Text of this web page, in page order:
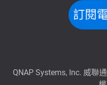
訂閱
QNAP Systems, Inc. 威聯